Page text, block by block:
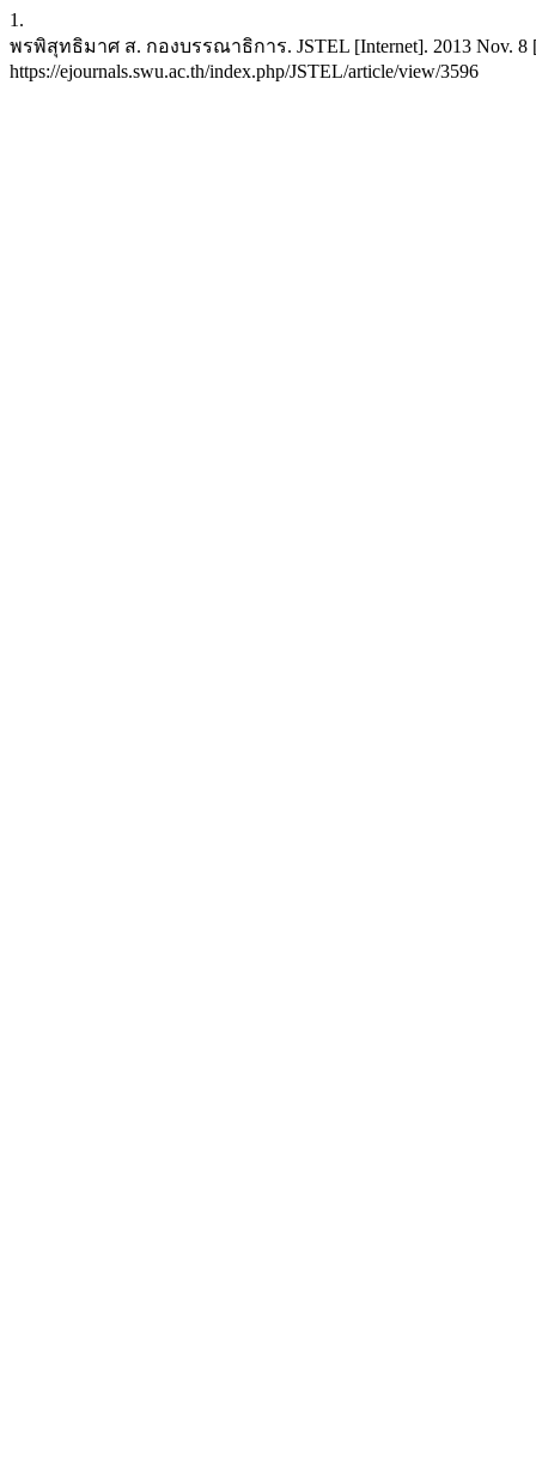
1.
พรพิสุทธิมาศ ส. กองบรรณาธิการ. JSTEL [Internet]. 2013 Nov. 8
https://ejournals.swu.ac.th/index.php/JSTEL/article/view/3596